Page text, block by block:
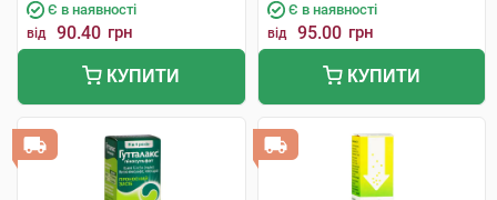
Є в наявності
від 90.40 грн
КУПИТИ
Є в наявності
від 95.00 грн
КУПИТИ